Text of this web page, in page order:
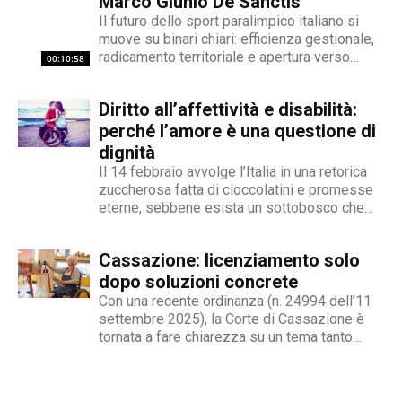
deboli della società, spinto dall'irrefrenabile
curiosità. L’immancabile sete di verità lo
contraddistingue per la dedizione al fact
checking in campo giornalistico e come capo
redattore del nostro magazine online.
00:10:58
Il futuro dello sport paralimpico italiano si
muove su binari chiari: efficienza gestionale,
radicamento territoriale e apertura verso
ha delineato una strategia che punta a
trasformare il movimento da ente di
gestione...
Diritto all’affettività e disabilità:
perché l’amore è una questione di
dignità
Il 14 febbraio avvolge l’Italia in una retorica
zuccherosa fatta di cioccolatini e promesse
eterne, sebbene esista un sottobosco che
un’opzione commerciale né un dato di di fatto,
ma...
Cassazione: licenziamento solo
dopo soluzioni concrete
Con una recente ordinanza (n. 24994 dell’11
settembre 2025), la Corte di Cassazione è
tornata a fare chiarezza su un tema tanto